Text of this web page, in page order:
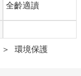
全齡適讀
＞ 環境保護